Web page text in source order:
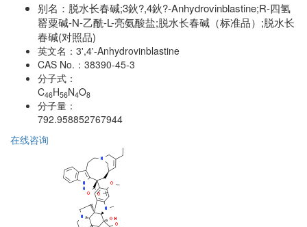
别名： 脱水长春碱;3鈥?,4鈥?-Anhydrovinblastine;R-四氢
罂粟碱-N-乙酰-L-亮氨酸盐;脱水长春碱（标准品）;脱水长
春碱(对照品)
英文名： 3',4'-Anhydrovinblastine
CAS No.： 38390-45-3
分子式：
C46H56N4O8
分子量：
792.958852767944
在线咨询